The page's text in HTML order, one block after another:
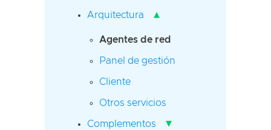
Arquitectura ▴
Agentes de red
Panel de gestión
Cliente
Otros servicios
Complementos ▾